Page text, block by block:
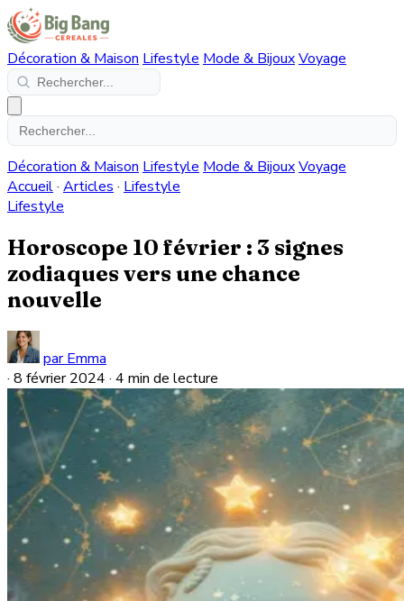
Décoration & Maison Lifestyle Mode & BijouxVoyage
Décoration & Maison Lifestyle Mode & BijouxVoyage
Accueil· Articles · Lifestyle
Lifestyle
Horoscope 10 février : 3 signes
zodiaques vers une chance
nouvelle
par Emma
· 8 février 2024 · 4 min de lecture